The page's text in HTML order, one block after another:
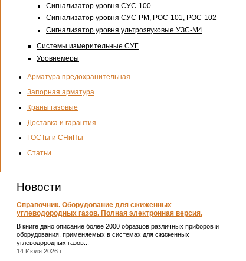
Сигнализатор уровня СУС-100
Сигнализатор уровня СУС-PM, РОС-101, РОС-102
Сигнализатор уровня ультрозвуковые УЗС-М4
Системы измерительные СУГ
Уровнемеры
Арматура предохранительная
Запорная арматура
Краны газовые
Доставка и гарантия
ГОСТы и СНиПы
Статьи
Новости
Справочник. Оборудование для сжиженных
углеводородных газов. Полная электронная версия.
В книге дано описание более 2000 образцов различных приборов и
оборудования, применяемых в системах для сжиженных
углеводородных газов...
14 Июля 2026 г.